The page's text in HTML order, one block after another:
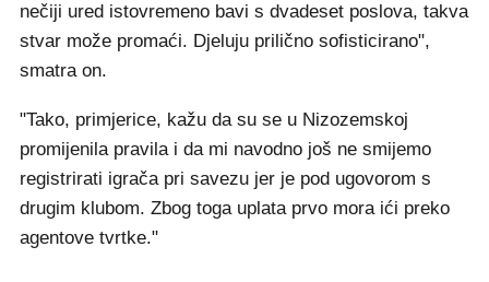
nečiji ured istovremeno bavi s dvadeset poslova, takva
stvar može promaći. Djeluju prilično sofisticirano",
smatra on.
"Tako, primjerice, kažu da su se u Nizozemskoj
promijenila pravila i da mi navodno još ne smijemo
registrirati igrača pri savezu jer je pod ugovorom s
drugim klubom. Zbog toga uplata prvo mora ići preko
agentove tvrtke."